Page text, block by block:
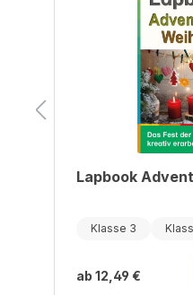
Lapbook
Klasse 3
ab 12,49 €